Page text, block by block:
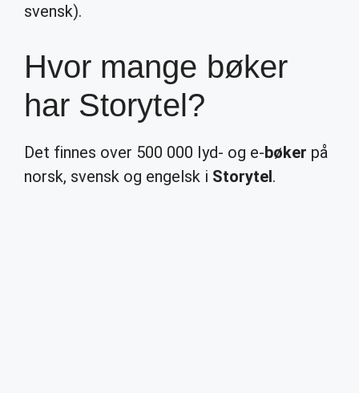
svensk).
Hvor mange bøker
har Storytel?
Det finnes over 500 000 lyd- og e-bøker på
norsk, svensk og engelsk i Storytel.